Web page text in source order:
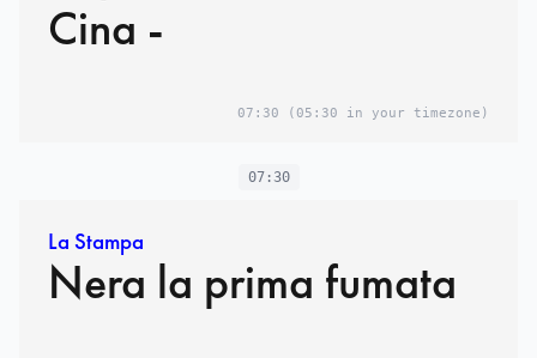
Cina -
07:30 (05:30 in your timezone)
07:30
La Stampa
Nera la prima fumata